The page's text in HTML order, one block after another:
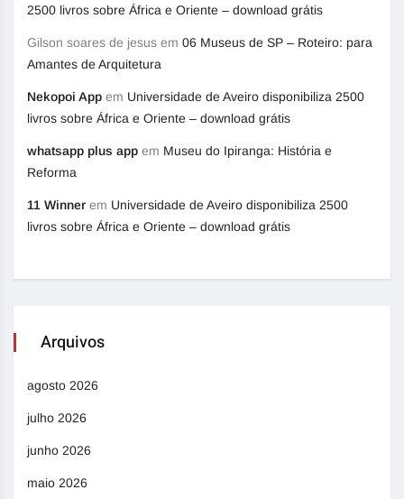
2500 livros sobre África e Oriente – download grátis
Gilson soares de jesus em 06 Museus de SP – Roteiro: para
Amantes de Arquitetura
Nekopoi App em Universidade de Aveiro disponibiliza 2500
livros sobre África e Oriente – download grátis
whatsapp plus app em Museu do Ipiranga: História e
Reforma
11 Winner em Universidade de Aveiro disponibiliza 2500
livros sobre África e Oriente – download grátis
Arquivos
agosto 2026
julho 2026
junho 2026
maio 2026